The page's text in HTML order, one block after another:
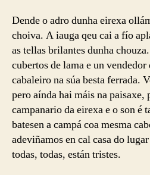
Dende o adro dunha eirexa
choiva. A iauga qeu cai a fío
as tellas brilantes dunha
cubertos de lama e un vendedor
cabaleiro na súa besta ferrada.
pero aínda hai máis na paisaxe,
campanario da eirexa e o son é
batesen a campá coa mesma
adeviñamos en cal casa do
todas, todas, están tristes.